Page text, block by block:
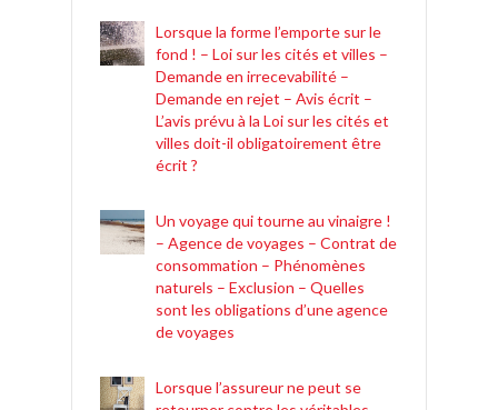
Lorsque la forme l’emporte sur le
fond ! – Loi sur les cités et villes –
Demande en irrecevabilité –
Demande en rejet – Avis écrit –
L’avis prévu à la Loi sur les cités et
villes doit-il obligatoirement être
écrit ?
Un voyage qui tourne au vinaigre !
– Agence de voyages – Contrat de
consommation – Phénomènes
naturels – Exclusion – Quelles
sont les obligations d’une agence
de voyages
Lorsque l’assureur ne peut se